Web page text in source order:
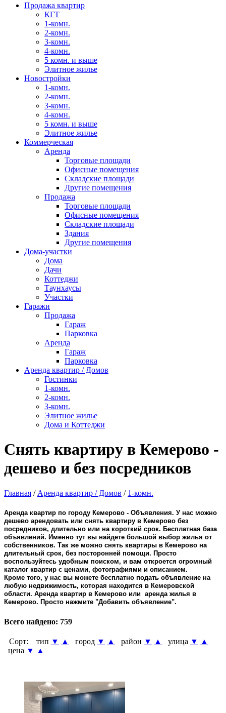
Продажа квартир
КГТ
1-комн.
2-комн.
3-комн.
4-комн.
5 комн. и выше
Элитное жилье
Новостройки
1-комн.
2-комн.
3-комн.
4-комн.
5 комн. и выше
Элитное жилье
Коммерческая
Аренда
Торговые площади
Офисные помещения
Складские площади
Другие помещения
Продажа
Торговые площади
Офисные помещения
Складские площади
Здания
Другие помещения
Дома-участки
Дома
Дачи
Коттеджи
Таунхаусы
Участки
Гаражи
Продажа
Гараж
Парковка
Аренда
Гараж
Парковка
Аренда квартир / Домов
Гостинки
1-комн.
2-комн.
3-комн.
Элитное жилье
Дома и Коттеджи
Снять квартиру в Кемерово -
дешево и без посредников
Главная / Аренда квартир / Домов / 1-комн.
Аренда квартир по городу Кемерово - Объявления. У нас можно
дешево арендовать или снять квартиру в Кемерово без
посредников, длительно или на короткий срок. Бесплатная база
объявлений. Именно тут вы найдете большой выбор жилья от
собственников. Так же можно снять квартиры в Кемерово на
длительный срок, без посторонней помощи. Просто
воспользуйтесь удобным поиском, и вам откроется огромный
каталог квартир с ценами, фотографиями и описанием.
Кроме того, у нас вы можете бесплатно подать объявление на
любую недвижимость, которая находится в Кемеровской
области. Аренда квартир в Кемерово или аренда жилья в
Кемерово. Просто нажмите "Добавить объявление".
Всего найдено: 759
Сорт: тип ▼ ▲ город ▼ ▲ район ▼ ▲ улица ▼
▲
цена ▼ ▲